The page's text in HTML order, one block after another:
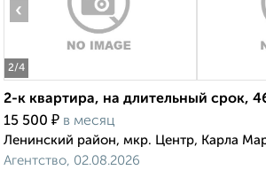
2/4
‹
2-к квартира, на длительный срок,
15 500 ₽ в месяц
Ленинский район, мкр. Центр, Карла
Агентство, 02.08.2026